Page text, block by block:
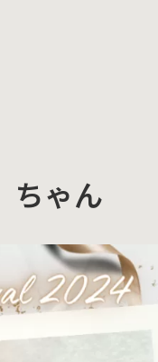
ちゃん